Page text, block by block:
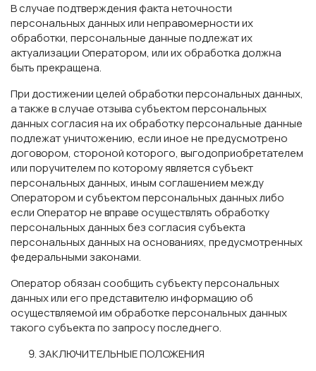
В случае подтверждения факта неточности
персональных данных или неправомерности их
обработки, персональные данные подлежат их
актуализации Оператором, или их обработка должна
быть прекращена.
При достижении целей обработки персональных данных,
а также в случае отзыва субъектом персональных
данных согласия на их обработку персональные данные
подлежат уничтожению, если иное не предусмотрено
договором, стороной которого, выгодоприобретателем
или поручителем по которому является субъект
персональных данных, иным соглашением между
Оператором и субъектом персональных данных либо
если Оператор не вправе осуществлять обработку
персональных данных без согласия субъекта
персональных данных на основаниях, предусмотренных
федеральными законами.
Оператор обязан сообщить субъекту персональных
данных или его представителю информацию об
осуществляемой им обработке персональных данных
такого субъекта по запросу последнего.
ЗАКЛЮЧИТЕЛЬНЫЕ ПОЛОЖЕНИЯ